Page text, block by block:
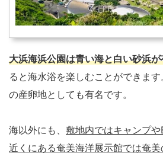
大浜海浜公園は青い海と白い砂浜が
ると海水浴を楽しむことができま
の産卵地としても有名です。
海以外にも、 敷地内ではキャンプや
近くにある奄美海洋展示館では奄